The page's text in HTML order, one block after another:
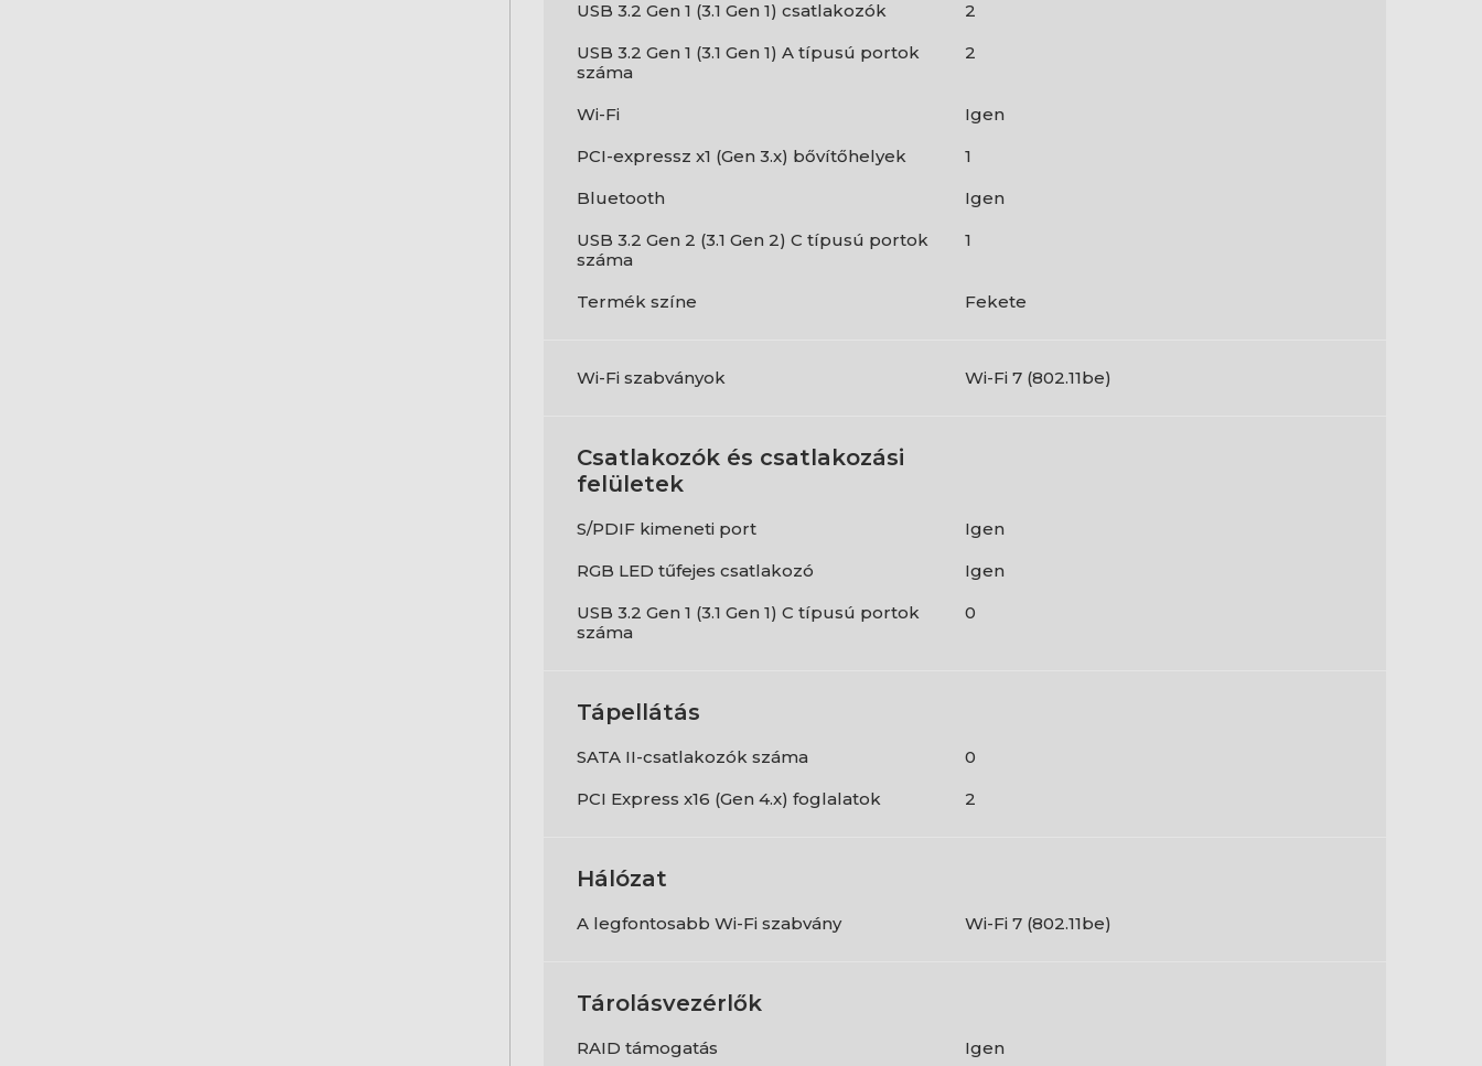
USB 3.2 Gen 1 (3.1 Gen 1) csatlakozók
2
USB 3.2 Gen 1 (3.1 Gen 1) A típusú portok
száma
2
Wi-Fi
Igen
PCI-expressz x1 (Gen 3.x) bővítőhelyek
1
Bluetooth
Igen
USB 3.2 Gen 2 (3.1 Gen 2) C típusú portok
száma
1
Termék színe Fekete
Wi-Fi szabványok Wi-Fi 7 (802.11be)
Csatlakozók és csatlakozási
felületek
S/PDIF kimeneti port
Igen
RGB LED tűfejes csatlakozó
Igen
USB 3.2 Gen 1 (3.1 Gen 1) C típusú portok
száma
0
Tápellátás
SATA II-csatlakozók száma
0
PCI Express x16 (Gen 4.x) foglalatok
2
Hálózat
A legfontosabb Wi-Fi szabvány Wi-Fi 7 (802.11be)
Tárolásvezérlők
RAID támogatás Igen